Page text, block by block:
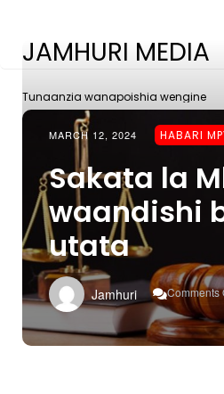
JAMHURI MEDIA
Tunaanzia wanapoishia wengine
MARCH 12, 2024 HABARI
Sakata la
waandishi
utata
Jamhuri Comments